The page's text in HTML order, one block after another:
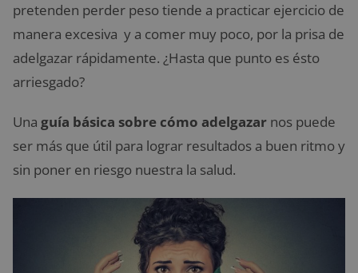
pretenden perder peso tiende a practicar ejercicio de
manera excesiva y a comer muy poco, por la prisa de
adelgazar rápidamente. ¿Hasta que punto es ésto
arriesgado?
Una guía básica sobre cómo adelgazar nos puede
ser más que útil para lograr resultados a buen ritmo y
sin poner en riesgo nuestra la salud.